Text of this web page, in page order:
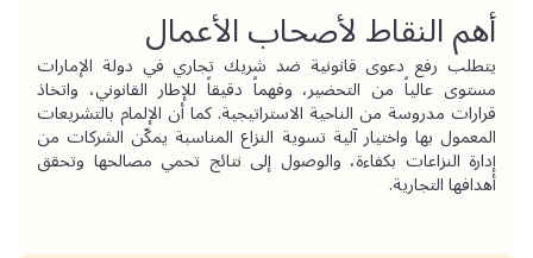
أهم النقاط لأصحاب الأعمال
أهدافها التجارية.